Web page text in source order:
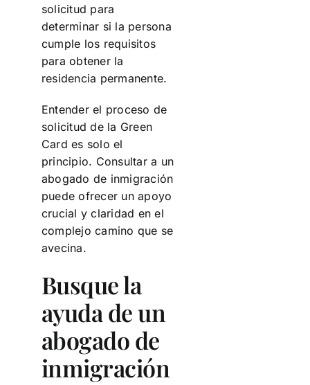
solicitud para
determinar si la persona
cumple los requisitos
para obtener la
residencia permanente.
Entender el proceso de
solicitud de la Green
Card es solo el
principio. Consultar a un
abogado de inmigración
puede ofrecer un apoyo
crucial y claridad en el
complejo camino que se
avecina.
Busque la
ayuda de un
abogado de
inmigración